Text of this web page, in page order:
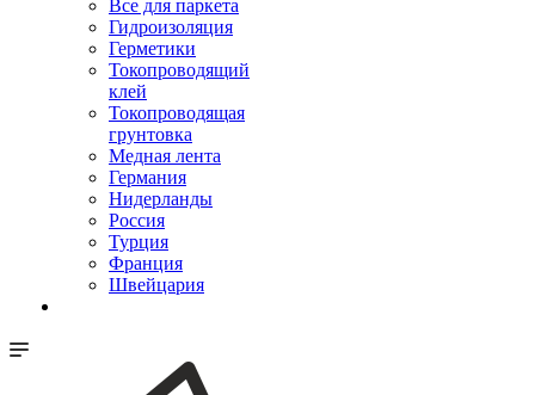
Все для паркета
Гидроизоляция
Герметики
Токопроводящий
клей
Токопроводящая
грунтовка
Медная лента
Германия
Нидерланды
Россия
Турция
Франция
Швейцария